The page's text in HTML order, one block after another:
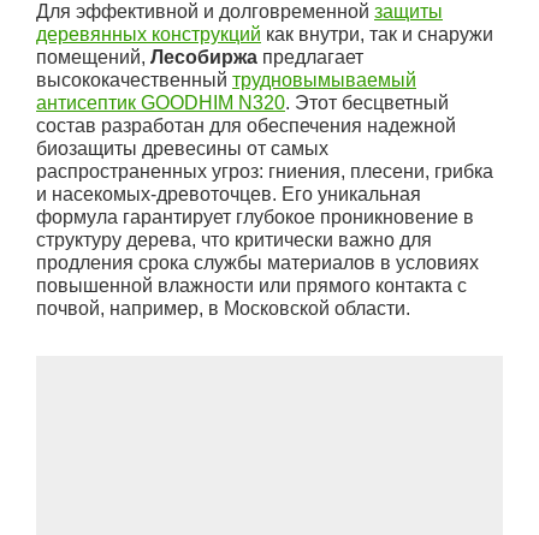
Для эффективной и долговременной защиты
деревянных конструкций как внутри, так и снаружи
помещений, Лесобиржа предлагает
высококачественный трудновымываемый
антисептик GOODHIM N320. Этот бесцветный
состав разработан для обеспечения надежной
биозащиты древесины от самых
распространенных угроз: гниения, плесени, грибка
и насекомых-древоточцев. Его уникальная
формула гарантирует глубокое проникновение в
структуру дерева, что критически важно для
продления срока службы материалов в условиях
повышенной влажности или прямого контакта с
почвой, например, в Московской области.